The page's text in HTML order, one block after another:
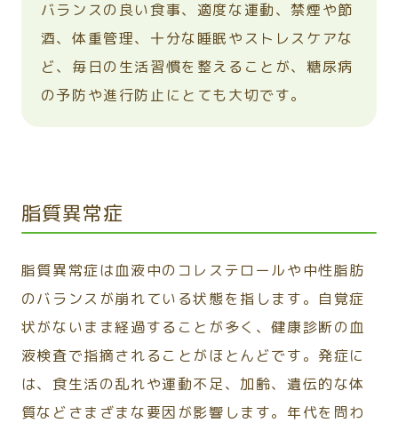
バランスの良い食事、適度な運動、禁煙や節
酒、体重管理、十分な睡眠やストレスケアな
ど、毎日の生活習慣を整えることが、糖尿病
の予防や進行防止にとても大切です。
脂質異常症
脂質異常症は血液中のコレステロールや中性脂肪
のバランスが崩れている状態を指します。自覚症
状がないまま経過することが多く、健康診断の血
液検査で指摘されることがほとんどです。発症に
は、食生活の乱れや運動不足、加齢、遺伝的な体
質などさまざまな要因が影響します。年代を問わ